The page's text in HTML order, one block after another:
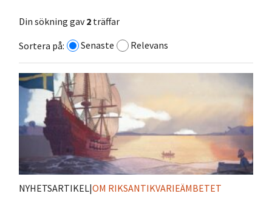
Din sökning gav2 träffar
Sortera på:
Senaste Relevans
NYHETSARTIKEL|OM RIKSANTIKVARIEÄMBETET